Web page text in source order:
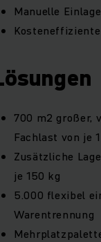
Manuelle
700 m2 großer,
Fachlast von je
Zusätzliche
je 150 kg
5.000 flexibel
Warentrennung